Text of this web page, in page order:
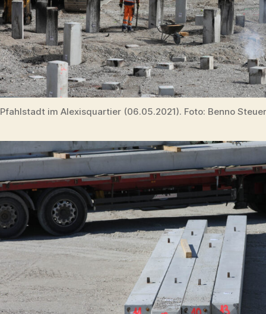
Pfahlstadt im Alexisquartier (06.05.2021). Foto: Benno